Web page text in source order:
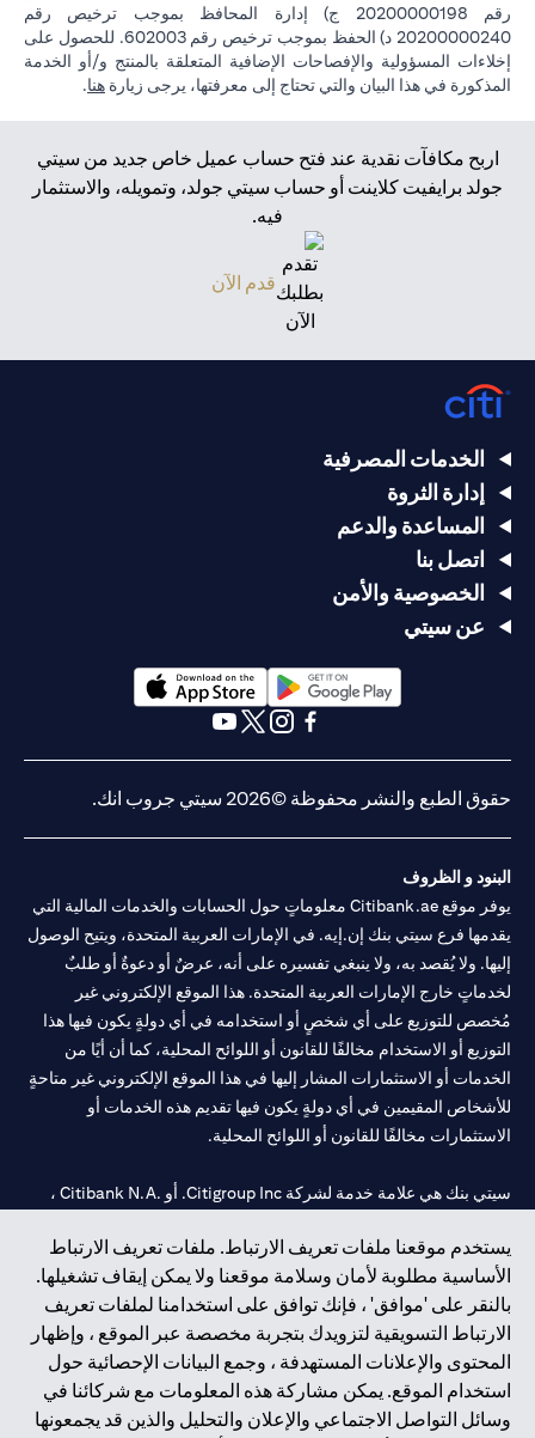
رقم 20200000198 ج) إدارة المحافظ بموجب ترخيص رقم
20200000240 د) الحفظ بموجب ترخيص رقم 602003. للحصول على
إخلاءات المسؤولية والإفصاحات الإضافية المتعلقة بالمنتج و/أو الخدمة
المذكورة في هذا البيان والتي تحتاج إلى معرفتها، يرجى زيارة هنا.
اربح مكافآت نقدية عند فتح حساب عميل خاص جديد من سيتي
جولد برايفيت كلاينت أو حساب سيتي جولد، وتمويله، والاستثمار
فيه.
قدم الآن
يستخدم موقعنا ملفات تعريف الارتباط. ملفات تعريف الارتباط
الأساسية مطلوبة لأمان وسلامة موقعنا ولا يمكن إيقاف تشغيلها.
بالنقر على 'موافق' ، فإنك توافق على استخدامنا لملفات تعريف
الارتباط التسويقية لتزويدك بتجربة مخصصة عبر الموقع ، وإظهار
المحتوى والإعلانات المستهدفة ، وجمع البيانات الإحصائية حول
استخدام الموقع. يمكن مشاركة هذه المعلومات مع شركائنا في
وسائل التواصل الاجتماعي والإعلان والتحليل والذين قد يجمعونها
الخدمات المصرفية
إدارة الثروة
المساعدة والدعم
اتصل بنا
الخصوصية والأمن
عن سيتي
(opens in a new tab)
حقوق الطبع والنشر محفوظة ©2026 سيتي جروب انك.
البنود و الظروف
يوفر موقع Citibank.ae معلوماتٍ حول الحسابات والخدمات المالية التي
يقدمها فرع سيتي بنك إن.إيه. في الإمارات العربية المتحدة، ويتيح الوصول
إليها. ولا يُقصد به، ولا ينبغي تفسيره على أنه، عرضٌ أو دعوةٌ أو طلبٌ
لخدماتٍ خارج الإمارات العربية المتحدة. هذا الموقع الإلكتروني غير
مُخصص للتوزيع على أي شخصٍ أو استخدامه في أي دولةٍ يكون فيها هذا
التوزيع أو الاستخدام مخالفًا للقانون أو اللوائح المحلية، كما أن أيًا من
الخدمات أو الاستثمارات المشار إليها في هذا الموقع الإلكتروني غير متاحةٍ
للأشخاص المقيمين في أي دولةٍ يكون فيها تقديم هذه الخدمات أو
الاستثمارات مخالفًا للقانون أو اللوائح المحلية.
سيتي بنك هي علامة خدمة لشركة Citigroup Inc. أو .Citibank N.A ،
سيتي بنك إن. إيه. الإمارات مسجل لدى مصرف الإمارات المركزي تحت
أرقام التراخيص 202563 لفرع الوصل في دبي، 531989 لفرع مول
الإمارات في دبي، وCN-1002019لفرع أبوظبي. هاتف: 4000 311 04.
فرع سيتي بنك إن إيه - الإمارات العربية المتحدة مرخص من مصرف
الإمارات العربية المتحدة المركزي كفرع لبنك أجنبي.
سيتي بنك إن إيه الإمارات العربية المتحدة مرخص من هيئة الأوراق المالية